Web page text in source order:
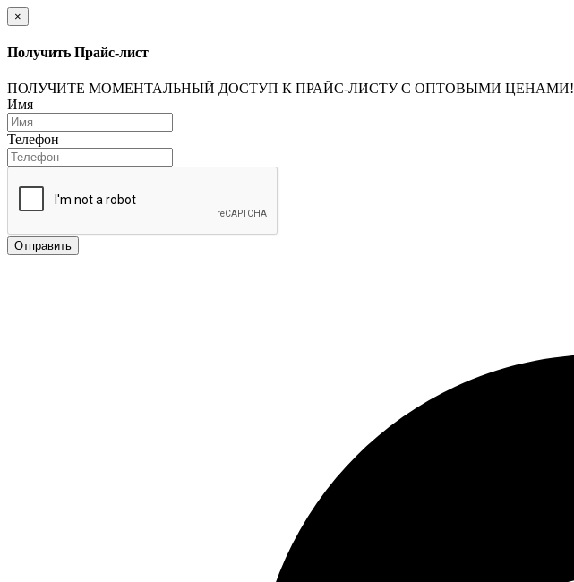
×
Получить Прайс-лист
ПОЛУЧИТЕ МОМЕНТАЛЬНЫЙ ДОСТУП К ПРАЙС-ЛИСТУ С ОПТОВЫМИ ЦЕНАМИ!
Имя
Телефон
Отправить